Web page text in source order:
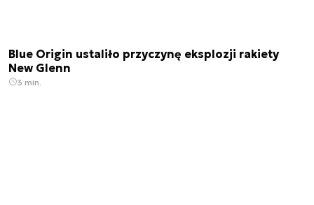
Blue Origin ustaliło przyczynę eksplozji rakiety
New Glenn
3 min.